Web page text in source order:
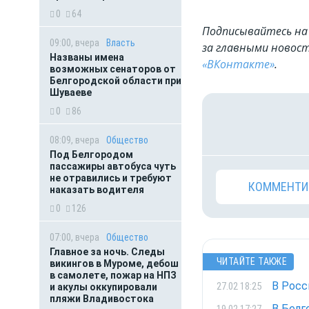
0
64
09:00, вчера
Власть
Названы имена
возможных сенаторов от
Белгородской области при
Шуваеве
0
86
08:09, вчера
Общество
Под Белгородом
пассажиры автобуса чуть
не отравились и требуют
наказать водителя
0
126
07:00, вчера
Общество
Главное за ночь. Следы
викингов в Муроме, дебош
в самолете, пожар на НПЗ
и акулы оккупировали
пляжи Владивостока
Подписывайтесь
за главными
«ВКонтакте».
ЧИТАЙТЕ ТАКЖЕ
27.02 18:25 В